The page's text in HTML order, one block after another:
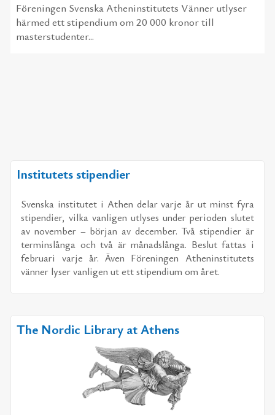
Föreningen Svenska Atheninstitutets Vänner utlyser
härmed ett stipendium om 20 000 kronor till
masterstudenter...
Institutets stipendier
Svens­ka in­sti­tu­tet i Athen de­lar var­je år ut minst fyra
sti­pen­di­er, vil­ka van­li­gen ut­ly­ses un­der pe­ri­o­den slu­tet
av no­vem­ber – bör­jan av de­cem­ber. Två sti­pen­di­er är
ter­min­s­långa och två är må­nads­långa. Be­slut fat­tas i
feb­ru­a­ri var­je år. Även För­e­ning­en Athe­nin­sti­tu­tets
vän­ner ly­ser van­li­gen ut ett sti­pen­di­um om året.
The Nordic Library at Athens